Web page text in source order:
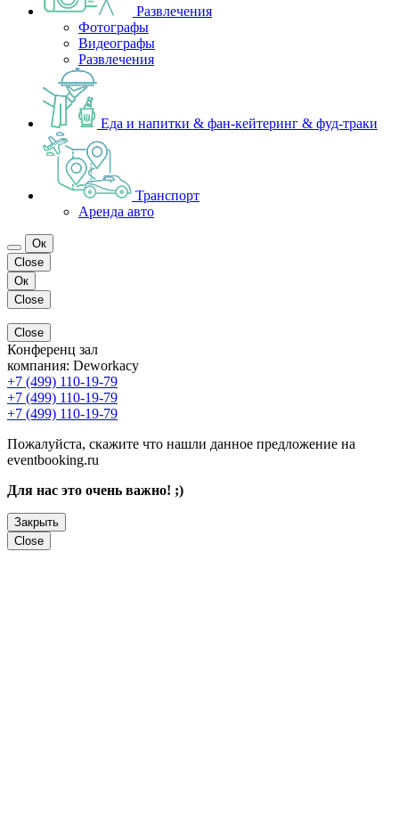
Развлечения
Фотографы
Видеографы
Развлечения
Еда и напитки & фан-кейтеринг & фуд-траки
Транспорт
Аренда авто
Ок
Close
Ок
Close
Close
Конференц зал
компания: Deworkacy
+7 (499) 110-19-79
+7 (499) 110-19-79
+7 (499) 110-19-79
Пожалуйста, скажите что нашли данное предложение на
eventbooking.ru
Для нас это очень важно! ;)
Закрыть
Close